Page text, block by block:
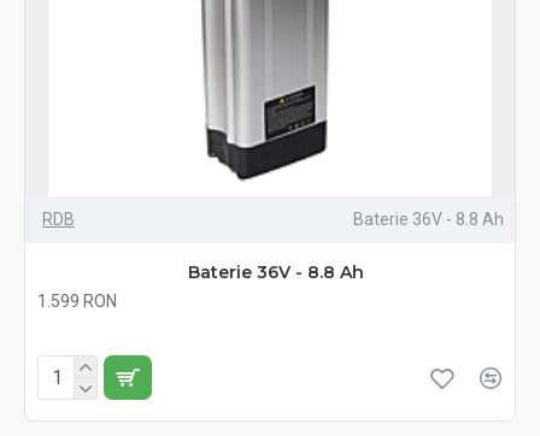
RDB Baterie 36V - 8.8 Ah
Baterie 36V - 8.8 Ah
1.599 RON